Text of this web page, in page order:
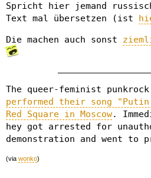
Spricht hier jemand
Text mal übersetzen (ist
Die machen auch sonst
The queer-feminist
performed their song
Red Square in Moscow.
hey got arrested for
demonstration and went to
(via wonko)